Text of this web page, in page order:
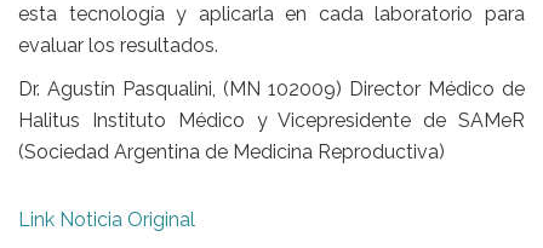
esta tecnología y aplicarla en cada laboratorio para
evaluar los resultados.
Dr. Agustín Pasqualini, (MN 102009) Director Médico de
Halitus Instituto Médico y Vicepresidente de SAMeR
(Sociedad Argentina de Medicina Reproductiva)
Link Noticia Original